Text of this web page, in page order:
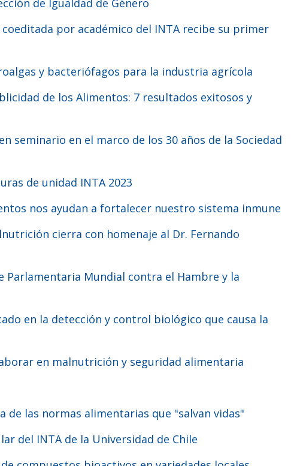
de Igualdad de Género
y bacteriófagos para la industria agrícola
de unidad INTA 2023
nos ayudan a fortalecer nuestro sistema inmune
en malnutrición y seguridad alimentaria
de las normas alimentarias que "salvan vidas"
del INTA de la Universidad de Chile